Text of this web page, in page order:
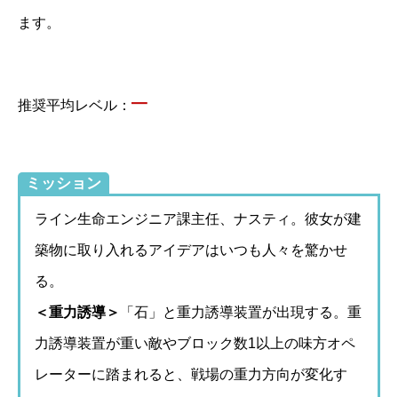
ます。
推奨平均レベル： –
ミッション
ライン生命エンジニア課主任、ナスティ。彼女が建
築物に取り入れるアイデアはいつも人々を驚かせ
る。
＜重力誘導＞ 「石」と重力誘導装置が出現する。重
力誘導装置が重い敵やブロック数1以上の味方オペ
レーターに踏まれると、戦場の重力方向が変化す